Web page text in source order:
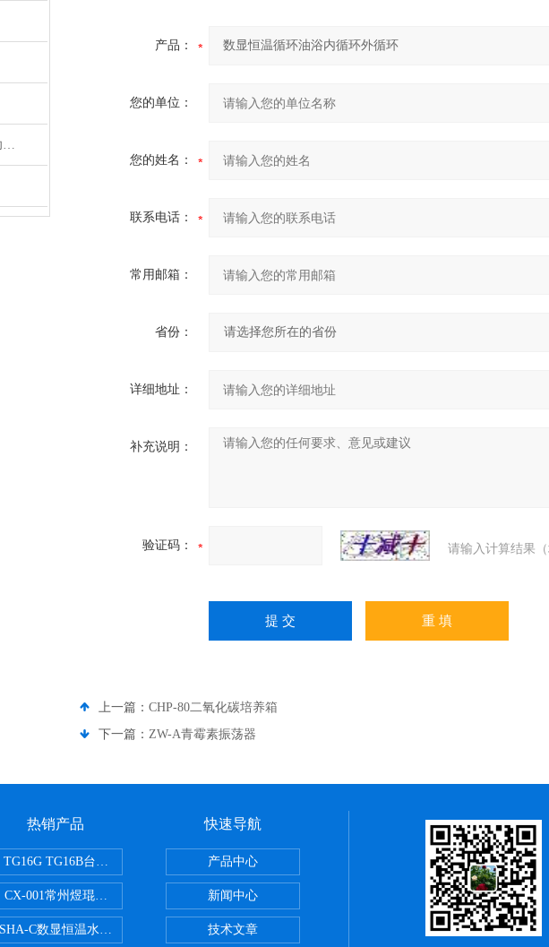
实验室设备低温恒温槽常规功能选择
产品：
您的单位：
您的姓名：
联系电话：
常用邮箱：
省份：
详细地址：
补充说明：
验证码： 请输入计算结果
上一篇： CHP-80二氧化碳培养箱
下一篇： ZW-A青霉素振荡器
热销产品
TG16G TG16B台式高速离心机
CX-001常州煜琨电热铝块加热器厂家供应
SHA-C数显恒温水浴振荡器往复回旋双功能水浴摇床
快速导航
产品中心
新闻中心
技术文章